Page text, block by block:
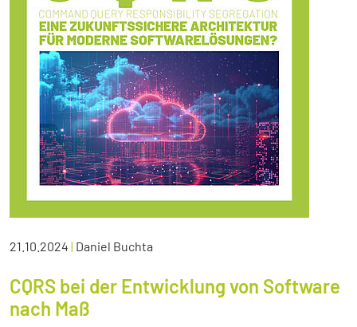
21.10.2024 | Daniel Buchta
CQRS bei der Entwicklung von Software
nach Maß